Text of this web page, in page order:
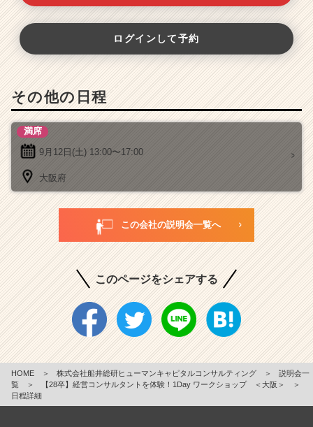
ログインして予約
その他の日程
9月12日(土) 13:00〜17:00
満席
大阪府
この会社の説明会一覧へ
このページをシェアする
HOME ＞ 株式会社船井総研ヒューマンキャピタルコンサルティング ＞
説明会一
覧
＞ 【28卒】経営コンサルタントを体験！1Day ワークショップ ＜大阪＞
＞
日程詳細